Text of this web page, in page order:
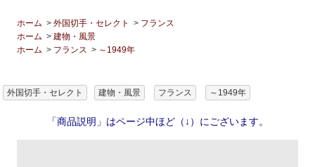
ホーム >外国切手・セレクト > フランス
ホーム >建物・風景
ホーム > フランス > ～1949年
外国切手・セレクト 建物・風景 フランス ～1949年
「商品説明」はページ中ほど（↓）にございます。